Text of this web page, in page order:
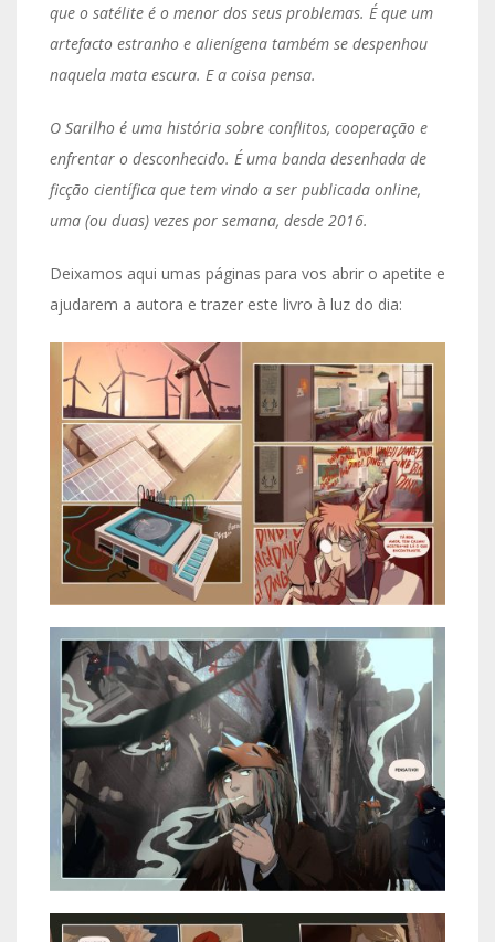
que o satélite é o menor dos seus problemas. É que um
artefacto estranho e alienígena também se despenhou
naquela mata escura. E a coisa pensa.
O Sarilho é uma história sobre conflitos, cooperação e
enfrentar o desconhecido. É uma banda desenhada de
ficção científica que tem vindo a ser publicada online,
uma (ou duas) vezes por semana, desde 2016.
Deixamos aqui umas páginas para vos abrir o apetite e
ajudarem a autora e trazer este livro à luz do dia: